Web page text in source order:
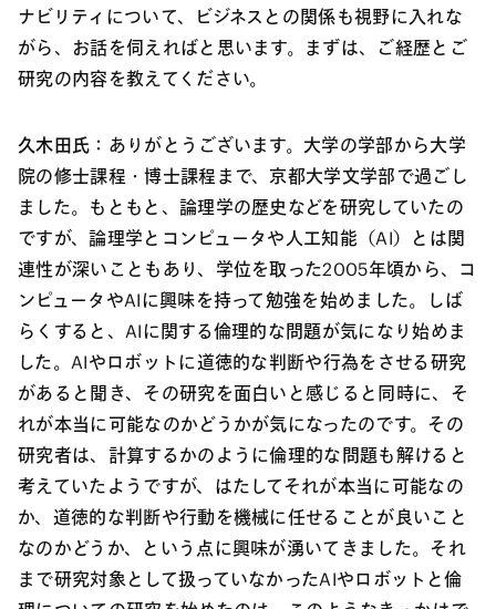
ナビリティについて、ビジネスとの関係も視野に入れな
がら、お話を伺えればと思います。まずは、ご経歴とご
研究の内容を教えてください。
久木田氏： ありがとうございます。大学の学部から大学
院の修士課程・博士課程まで、京都大学文学部で過ごし
ました。もともと、論理学の歴史などを研究していたの
ですが、論理学とコンピュータや人工知能（AI）とは関
連性が深いこともあり、学位を取った2005年頃から、コ
ンピュータやAIに興味を持って勉強を始めました。しば
らくすると、AIに関する倫理的な問題が気になり始めま
した。AIやロボットに道徳的な判断や行為をさせる研究
があると聞き、その研究を面白いと感じると同時に、そ
れが本当に可能なのかどうかが気になったのです。その
研究者は、計算するかのように倫理的な問題も解けると
考えていたようですが、はたしてそれが本当に可能なの
か、道徳的な判断や行動を機械に任せることが良いこと
なのかどうか、という点に興味が湧いてきました。それ
まで研究対象として扱っていなかったAIやロボットと倫